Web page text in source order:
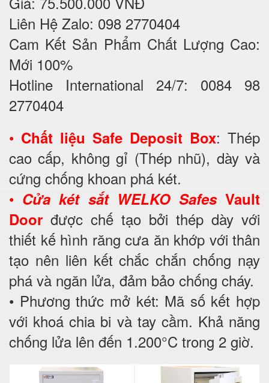
Liên Hệ Zalo: 098 2770404
Cam Kết Sản Phẩm Chất Lượng Cao:
Mới 100%
Hotline International 24/7: 0084 98
2770404
• Chất liệu Safe Deposit Box: Thép
cao cấp, không gỉ (Thép nhũ), dày và
cứng chống khoan phá két.
• Cửa két sắt WELKO Safes Vault
Door được chế tạo bởi thép dày với
thiết kế hình răng cưa ăn khớp với thân
tạo nên liên kết chắc chắn chống nạy
phá và ngăn lửa, đảm bảo chống cháy.
• Phương thức mở két: Mã số kết hợp
với khoá chia bi và tay cầm. Khả năng
chống lửa lên đến 1.200°C trong 2 giờ.